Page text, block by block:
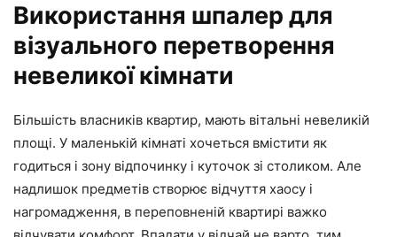
Використання шпалер для
візуального перетворення
невеликої кімнати
Більшість власників квартир, мають вітальні невеликій
площі. У маленькій кімнаті хочеться вмістити як
годиться і зону відпочинку і куточок зі столиком. Але
надлишок предметів створює відчуття хаосу і
нагромадження, в переповненій квартирі важко